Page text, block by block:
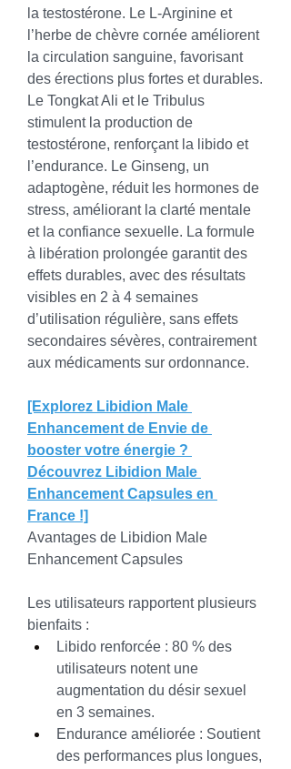
la testostérone. Le L-Arginine et
l’herbe de chèvre cornée améliorent
la circulation sanguine, favorisant
des érections plus fortes et durables.
Le Tongkat Ali et le Tribulus
stimulent la production de
testostérone, renforçant la libido et
l’endurance. Le Ginseng, un
adaptogène, réduit les hormones de
stress, améliorant la clarté mentale
et la confiance sexuelle. La formule
à libération prolongée garantit des
effets durables, avec des résultats
visibles en 2 à 4 semaines
d’utilisation régulière, sans effets
secondaires sévères, contrairement
aux médicaments sur ordonnance.
[Explorez Libidion Male
Enhancement de Envie de
booster votre énergie ?
Découvrez Libidion Male
Enhancement Capsules en
France !]
Avantages de Libidion Male
Enhancement Capsules
Les utilisateurs rapportent plusieurs
bienfaits :
Libido renforcée : 80 % des
utilisateurs notent une
augmentation du désir sexuel
en 3 semaines.
Endurance améliorée : Soutient
des performances plus longues,